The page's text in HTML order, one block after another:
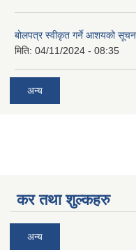
बोलपत्र स्वीकृत गर्ने आशयको
मिति: 04/11/2024 - 08:35
अन्य
कर तथा शुल्कहरु
अन्य